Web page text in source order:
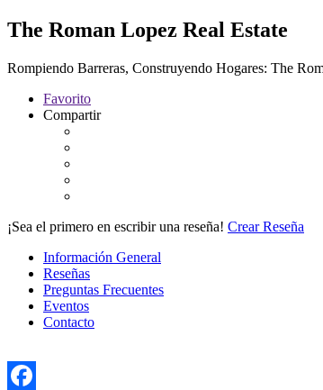
The Roman Lopez Real Estate
Rompiendo Barreras, Construyendo Hogares: The
Favorito
Compartir
¡Sea el primero en escribir una reseña! Crear Reseña
Información General
Reseñas
Preguntas Frecuentes
Eventos
Contacto